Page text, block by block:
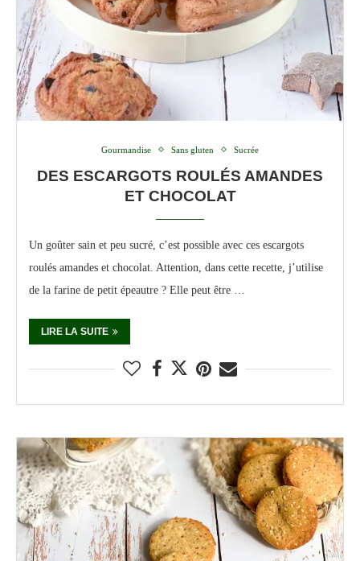
Gourmandise Sans gluten Sucrée
DES ESCARGOTS ROULÉS AMANDES
ET CHOCOLAT
Un goûter sain et peu sucré, c’est possible avec ces escargots
roulés amandes et chocolat. Attention, dans cette recette, j’utilise
de la farine de petit épeautre ? Elle peut être …
LIRE LA SUITE